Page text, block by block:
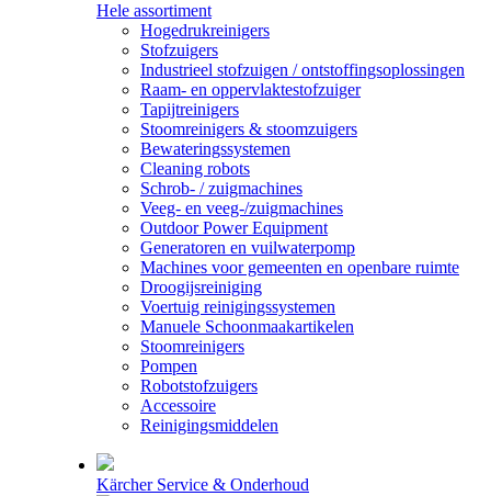
Hele assortiment
Hogedrukreinigers
Stofzuigers
Industrieel stofzuigen / ontstoffingsoplossingen
Raam- en oppervlaktestofzuiger
Tapijtreinigers
Stoomreinigers & stoomzuigers
Bewateringssystemen
Cleaning robots
Schrob- / zuigmachines
Veeg- en veeg-/zuigmachines
Outdoor Power Equipment
Generatoren en vuilwaterpomp
Machines voor gemeenten en openbare ruimte
Droogijsreiniging
Voertuig reinigingssystemen
Manuele Schoonmaakartikelen
Stoomreinigers
Pompen
Robotstofzuigers
Accessoire
Reinigingsmiddelen
Kärcher Service & Onderhoud